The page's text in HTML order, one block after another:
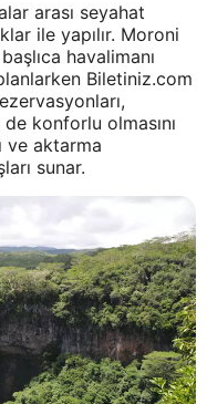
arası seyahat
ile yapılır. Moroni
havalimanı
Biletiniz.com
konforlu olmasını
ve aktarma
sunar.